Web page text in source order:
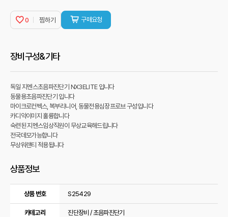
0 찜하기 구매요청
장비구성&기타
독일 지멘스초음파진단기 NX3ELITE 입니다
동물용초음파진단기 입니다
마이크로컨벡스, 복부리니어, 동물전용심장프로브 구성입니다
카디악이미지 훌륭합니다
숙련된 지멘스임상직원이 무상교육해드립니다
전국데모가능합니다
무상워랜티 적용됩니다
상품정보
상품정보
상품 번호 S25429
카테고리 진단장비 / 초음파진단기